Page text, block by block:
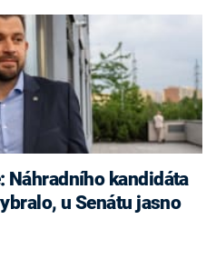
Náhradního kandidáta
u Senátu jasno